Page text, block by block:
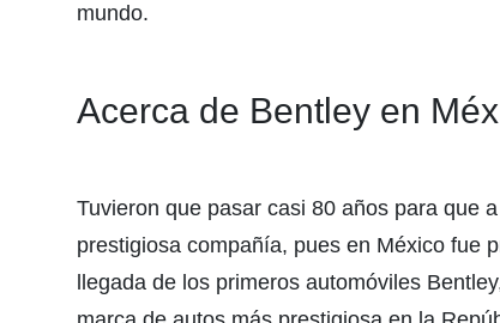
mundo.
Acerca de Bentley en
Tuvieron que pasar casi 80 años para que
prestigiosa compañía, pues en México fue
llegada de los primeros automóviles